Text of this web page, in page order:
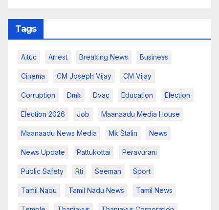
Tags
Aituc Arrest Breaking News​ Business
Cinema CM Joseph Vijay CM Vijay
Corruption Dmk Dvac Education Election
Election 2026 Job Maanaadu Media House
Maanaadu News Media Mk Stalin News
News Update Pattukottai Peravurani
Public Safety Rti Seeman Sport
Tamil Nadu Tamil Nadu News Tamil News